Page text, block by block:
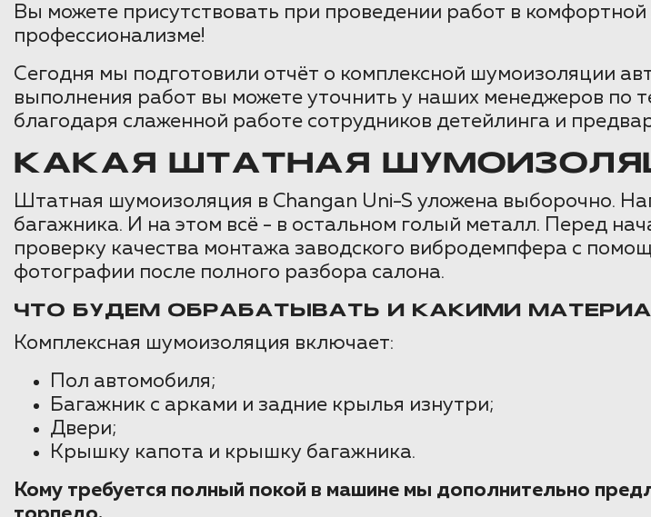
Вы можете присутствовать при проведении работ в
профессионализме!
Сегодня мы подготовили отчёт о комплексной шумоизоляции
выполнения работ вы можете уточнить у наших менеджеров по
благодаря слаженной работе сотрудников детейлинга и
КАКАЯ ШТАТНАЯ
Штатная шумоизоляция в Changan Uni-S уложена выборочно.
багажника. И на этом всё - в остальном голый металл. Перед
проверку качества монтажа заводского вибродемпфера с
фотографии после полного разбора салона.
ЧТО БУДЕМ ОБРАБАТЫВАТЬ И КАКИМИ
Комплексная шумоизоляция включает:
Пол автомобиля;
Багажник с арками и задние крылья изнутри;
Двери;
Крышку капота и крышку багажника.
Кому требуется полный покой в машине мы дополнительно